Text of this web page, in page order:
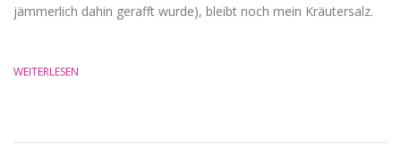
jämmerlich dahin gerafft wurde), bleibt noch mein Kräutersalz.
WEITERLESEN